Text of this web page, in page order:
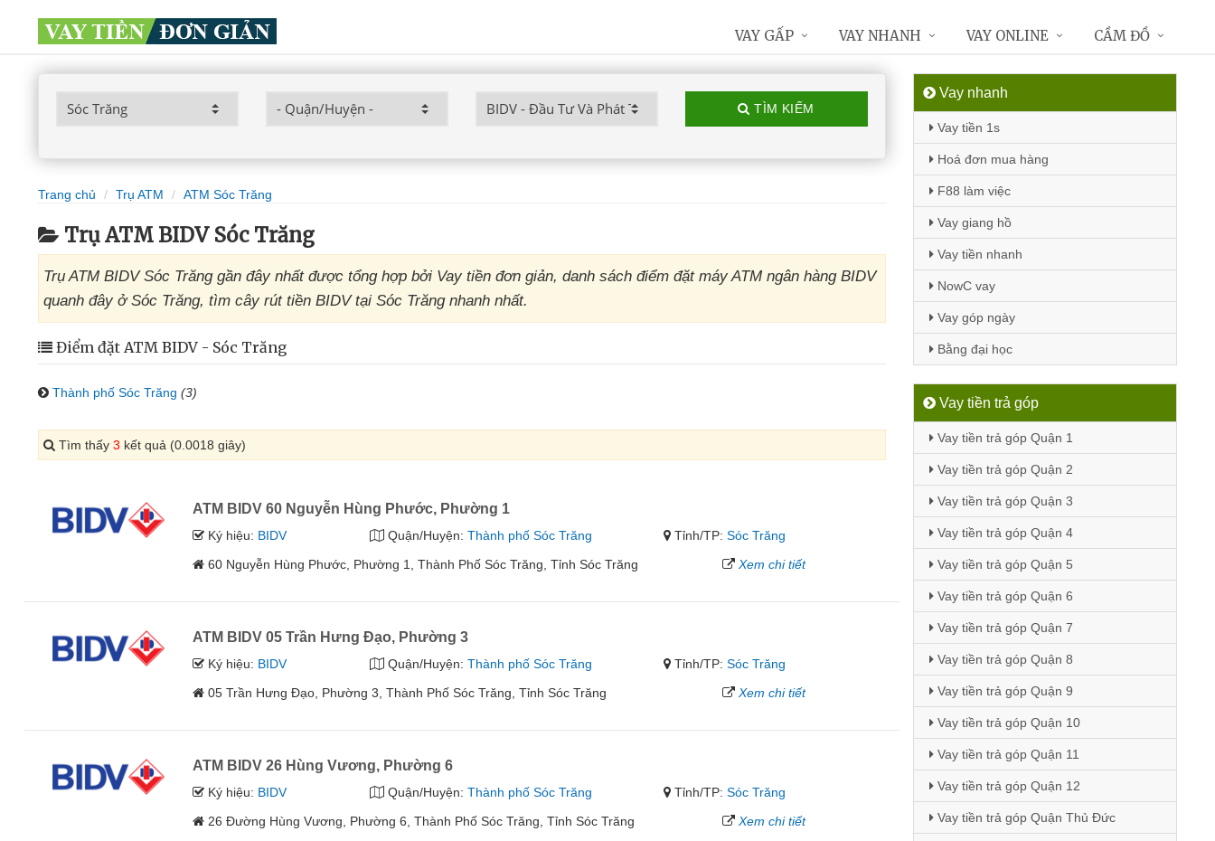
TÌM KIẾM
Trang chủ Trụ ATM ATM Sóc Trăng
Trụ ATM BIDV Sóc Trăng
Trụ ATM BIDV Sóc Trăng gần đây nhất được tổng hợp bởi Vay tiền đơn giản, danh sách điểm đặt máy ATM ngân hàng BIDV
quanh đây ở Sóc Trăng, tìm cây rút tiền BIDV tại Sóc Trăng nhanh nhất.
Điểm đặt ATM BIDV - Sóc Trăng
Thành phố Sóc Trăng (3)
Tìm thấy 3 kết quả (0.0018 giây)
ATM BIDV 60 Nguyễn Hùng Phước, Phường 1
Ký hiệu: BIDV Quận/Huyện: Thành phố Sóc Trăng Tỉnh/TP:Sóc Trăng
60 Nguyễn Hùng Phước, Phường 1, Thành Phố Sóc Trăng, Tỉnh Sóc Trăng
Xem chi tiết
ATM BIDV 05 Trần Hưng Đạo, Phường 3
Ký hiệu: BIDV Quận/Huyện: Thành phố Sóc Trăng Tỉnh/TP:Sóc Trăng
05 Trần Hưng Đạo, Phường 3, Thành Phố Sóc Trăng, Tỉnh Sóc Trăng
Xem chi tiết
ATM BIDV 26 Hùng Vương, Phường 6
Ký hiệu: BIDV Quận/Huyện: Thành phố Sóc Trăng Tỉnh/TP:Sóc Trăng
26 Đường Hùng Vương, Phường 6, Thành Phố Sóc Trăng, Tỉnh Sóc Trăng
Xem chi tiết
Vay nhanh
Vay tiền 1s
Hoá đơn mua hàng
F88 làm việc
Vay giang hồ
Vay tiền nhanh
NowC vay
Vay góp ngày
Bằng đại học
Vay tiền trả góp
Vay tiền trả góp Quận 1
Vay tiền trả góp Quận 2
Vay tiền trả góp Quận 3
Vay tiền trả góp Quận 4
Vay tiền trả góp Quận 5
Vay tiền trả góp Quận 6
Vay tiền trả góp Quận 7
Vay tiền trả góp Quận 8
Vay tiền trả góp Quận 9
Vay tiền trả góp Quận 10
Vay tiền trả góp Quận 11
Vay tiền trả góp Quận 12
Vay tiền trả góp Quận Thủ Đức
VAY GẤP VAY NHANH VAY ONLINE CẦM ĐỒ